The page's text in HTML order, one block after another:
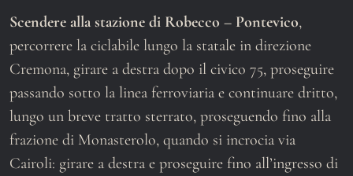
Scendere alla stazione di Robecco – Pontevico,
percorrere la ciclabile lungo la statale in direzione
Cremona, girare a destra dopo il civico 75, proseguire
passando sotto la linea ferroviaria e continuare dritto,
lungo un breve tratto sterrato, proseguendo fino alla
frazione di Monasterolo, quando si incrocia via
Cairoli: girare a destra e proseguire fino all’ingresso di